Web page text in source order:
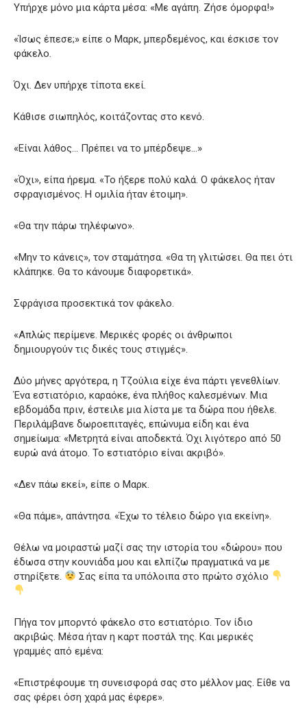
Υπήρχε μόνο μια κάρτα μέσα: «Με αγάπη. Ζήσε όμορφα!»
«Ίσως έπεσε;» είπε ο Μαρκ, μπερδεμένος, και έσκισε τον
φάκελο.
Όχι. Δεν υπήρχε τίποτα εκεί.
Κάθισε σιωπηλός, κοιτάζοντας στο κενό.
«Είναι λάθος… Πρέπει να το μπέρδεψε…»
«Όχι», είπα ήρεμα. «Το ήξερε πολύ καλά. Ο φάκελος ήταν
σφραγισμένος. Η ομιλία ήταν έτοιμη».
«Θα την πάρω τηλέφωνο».
«Μην το κάνεις», τον σταμάτησα. «Θα τη γλιτώσει. Θα πει ότι
κλάπηκε. Θα το κάνουμε διαφορετικά».
Σφράγισα προσεκτικά τον φάκελο.
«Απλώς περίμενε. Μερικές φορές οι άνθρωποι
δημιουργούν τις δικές τους στιγμές».
Δύο μήνες αργότερα, η Τζούλια είχε ένα πάρτι γενεθλίων.
Ένα εστιατόριο, καραόκε, ένα πλήθος καλεσμένων. Μια
εβδομάδα πριν, έστειλε μια λίστα με τα δώρα που ήθελε.
Περιλάμβανε δωροεπιταγές, επώνυμα είδη και ένα
σημείωμα: «Μετρητά είναι αποδεκτά. Όχι λιγότερο από 50
ευρώ ανά άτομο. Το εστιατόριο είναι ακριβό».
«Δεν πάω εκεί», είπε ο Μαρκ.
«Θα πάμε», απάντησα. «Έχω το τέλειο δώρο για εκείνη».
Θέλω να μοιραστώ μαζί σας την ιστορία του «δώρου» που
έδωσα στην κουνιάδα μου και ελπίζω πραγματικά να με
στηρίξετε.
Σας είπα τα υπόλοιπα στο πρώτο σχόλιο
Πήγα τον μπορντό φάκελο στο εστιατόριο. Τον ίδιο
ακριβώς. Μέσα ήταν η καρτ ποστάλ της. Και μερικές
γραμμές από εμένα:
«Επιστρέφουμε τη συνεισφορά σας στο μέλλον μας. Είθε να
σας φέρει όση χαρά μας έφερε».